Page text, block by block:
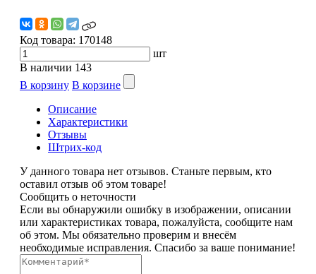
Код товара: 170148
шт
В наличии 143
В корзину В корзине
Описание
Характеристики
Отзывы
Штрих-код
У данного товара нет отзывов. Станьте первым, кто
оставил отзыв об этом товаре!
Сообщить о неточности
Если вы обнаружили ошибку в изображении, описании
или характеристиках товара, пожалуйста, сообщите нам
об этом. Мы обязательно проверим и внесём
необходимые исправления. Спасибо за ваше понимание!